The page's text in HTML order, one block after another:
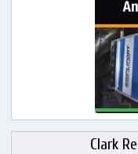
Clark